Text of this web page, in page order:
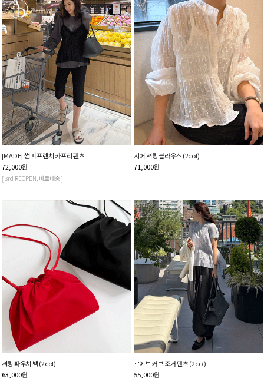
[MADE] 썸머 프렌치 카프리 팬츠
72,000원
[ 3rd REOPEN, 바로배송 ]
시어 셔링 블라우스 (2col)
71,000원
셔링 파우치 백 (2col)
63,000원
로에브 커브 조거 팬츠 (2col)
55,000원